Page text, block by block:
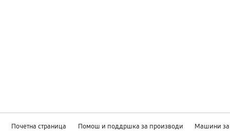
Почетна страница Помош и поддршка за производи Машини